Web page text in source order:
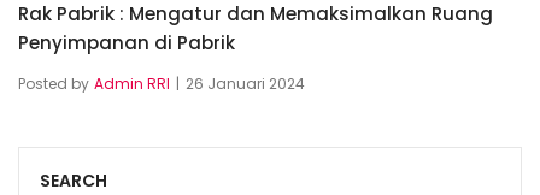
Rak Pabrik : Mengatur dan Memaksimalkan Ruang
Penyimpanan di Pabrik
Posted by Admin RRI 26 Januari 2024
SEARCH